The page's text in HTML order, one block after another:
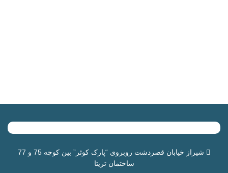
شیراز خیابان قصردشت روبروی “پارک کوثر
” بین کوچه 75 و 77
ساختمان تریتا